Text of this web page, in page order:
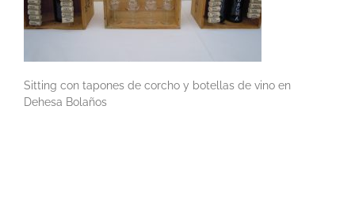
Sitting con tapones de corcho y botellas de vino en
Dehesa Bolaños